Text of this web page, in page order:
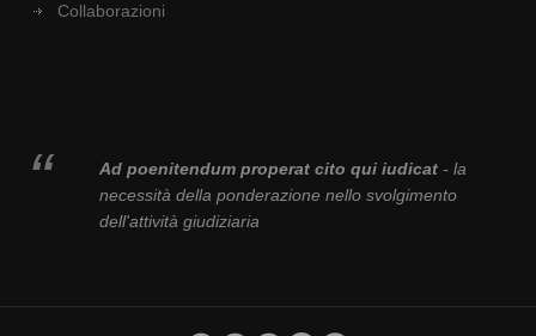
Collaborazioni
Ad poenitendum properat cito qui iudicat- la
necessità della ponderazione nello svolgimento
dell'attività giudiziaria